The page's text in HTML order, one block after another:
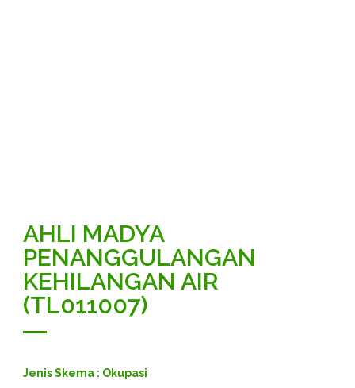
AHLI MADYA
PENANGGULANGAN
KEHILANGAN AIR
(TL011007)
Jenis Skema : Okupasi